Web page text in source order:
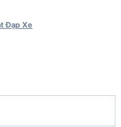
Đạp Xe